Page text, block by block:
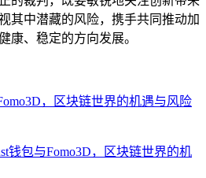
其中潜藏的风险，携手共同推动加
康、稳定的方向发展。
，区块链世界的机遇与风险
钱包与Fomo3D，区块链世界的机